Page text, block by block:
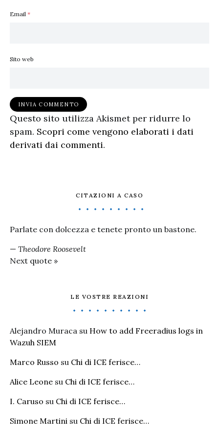
Email *
Sito web
Questo sito utilizza Akismet per ridurre lo
spam. Scopri come vengono elaborati i dati
derivati dai commenti.
CITAZIONI A CASO
Parlate con dolcezza e tenete pronto un bastone.
— Theodore Roosevelt
Next quote »
LE VOSTRE REAZIONI
Alejandro Muraca su How to add Freeradius logs in
Wazuh SIEM
Marco Russo su Chi di ICE ferisce…
Alice Leone su Chi di ICE ferisce…
I. Caruso su Chi di ICE ferisce…
Simone Martini su Chi di ICE ferisce…